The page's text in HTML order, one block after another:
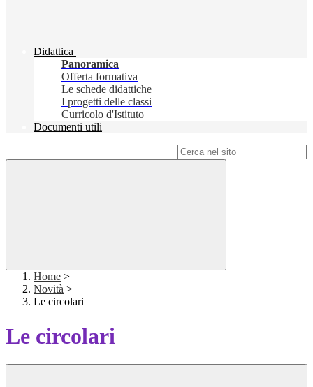
Didattica
Panoramica
Offerta formativa
Le schede didattiche
I progetti delle classi
Curricolo d'Istituto
Documenti utili
Home >
Novità >
Le circolari
Le circolari